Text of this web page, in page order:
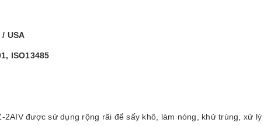
USA
ISO13485
2AIV được sử dụng rộng rãi để sấy khô, làm nóng, khử trùng, xử